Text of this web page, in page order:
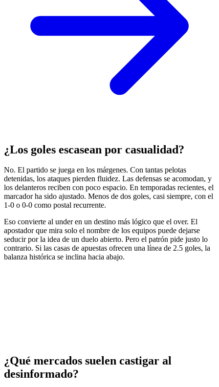
¿Los goles escasean por casualidad?
No. El partido se juega en los márgenes. Con tantas pelotas
detenidas, los ataques pierden fluidez. Las defensas se acomodan, y
los delanteros reciben con poco espacio. En temporadas recientes, el
marcador ha sido ajustado. Menos de dos goles, casi siempre, con el
1-0 o 0-0 como postal recurrente.
Eso convierte al under en un destino más lógico que el over. El
apostador que mira solo el nombre de los equipos puede dejarse
seducir por la idea de un duelo abierto. Pero el patrón pide justo lo
contrario. Si las casas de apuestas ofrecen una línea de 2.5 goles, la
balanza histórica se inclina hacia abajo.
¿Qué mercados suelen castigar al
desinformado?